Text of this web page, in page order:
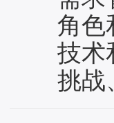
角色
技术和
挑战、